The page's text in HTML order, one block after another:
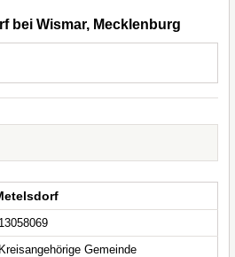
bei Wismar, Mecklenburg
13058069
Kreisangehörige Gemeinde